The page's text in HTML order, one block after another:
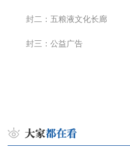
封二：五粮液文化长廊
封三：公益广告